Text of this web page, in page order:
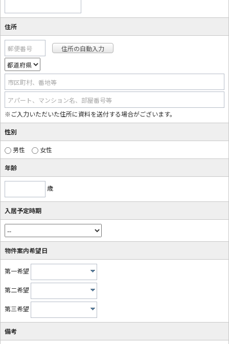
住所
郵便番号
市区町村、番地等
アパート、マンション名、部屋番号等
※ご入力いただいた住所に資料を送付する場合がございます。
性別
男性 女性
年齢
歳
入居予定時期
物件案内希望日
第一希望
第二希望
第三希望
備考